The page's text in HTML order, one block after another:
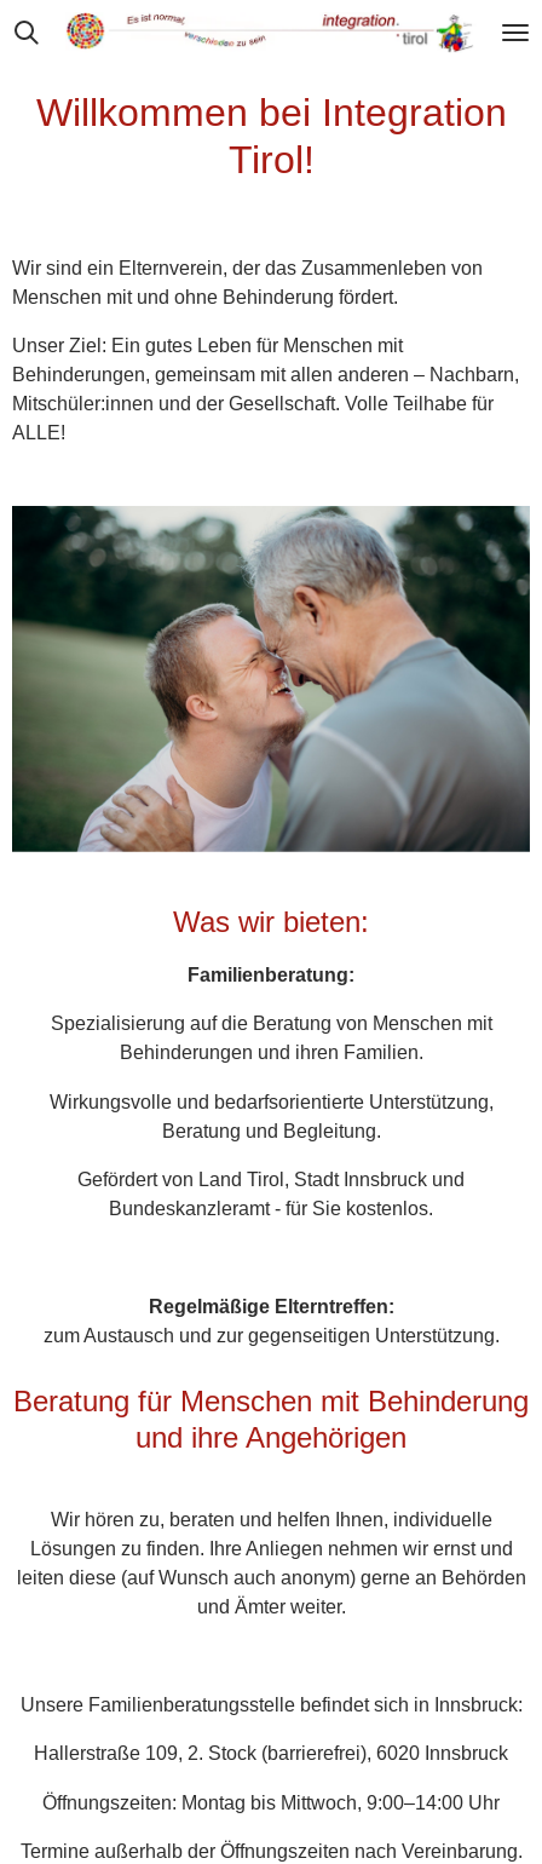
Zum
Hauptinhalt
Willkommen bei Integration
Tirol!
Wir sind ein Elternverein, der das Zusammenleben von
Menschen mit und ohne Behinderung fördert.
Unser Ziel: Ein gutes Leben für Menschen mit
Behinderungen, gemeinsam mit allen anderen – Nachbarn,
Mitschüler:innen und der Gesellschaft. Volle Teilhabe für
ALLE!
Was wir bieten:
Familienberatung:
Spezialisierung auf die Beratung von Menschen mit
Behinderungen und ihren Familien.
Wirkungsvolle und bedarfsorientierte Unterstützung,
Beratung und Begleitung.
Gefördert von Land Tirol, Stadt Innsbruck und
Bundeskanzleramt - für Sie kostenlos.
Regelmäßige Elterntreffen:
zum Austausch und zur gegenseitigen Unterstützung.
Beratung für Menschen mit Behinderung
und ihre Angehörigen
Wir hören zu, beraten und helfen Ihnen, individuelle
Lösungen zu finden. Ihre Anliegen nehmen wir ernst und
leiten diese (auf Wunsch auch anonym) gerne an Behörden
und Ämter weiter.
Unsere Familienberatungsstelle befindet sich in Innsbruck:
Hallerstraße 109, 2. Stock (barrierefrei), 6020 Innsbruck
Öffnungszeiten: Montag bis Mittwoch, 9:00–14:00 Uhr
Termine außerhalb der Öffnungszeiten nach Vereinbarung.